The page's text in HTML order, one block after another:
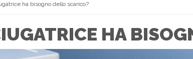
ha bisogno dello scarico?
HA